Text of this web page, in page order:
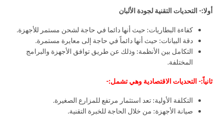
أولا:- التحديات التقنية لجودة الألبان
كفاءة البطاريات: حيث أنها دائما في حاجة لشحن مستمر للأجهزة.
دقة البيانات: حيث أنها دائماً في حاجة إلى معايرة مستمرة.
التكامل بين الأنظمة: وذلك عن طريق توافق الأجهزة والبرامج
المختلفة.
ثانياً:- التحديات الاقتصادية وهي تشمل:-
التكلفة الأولية: تعد استثمار مرتفع للمزارع الصغيرة.
صيانة الأجهزة: من خلال الحاجة للخبرة التقنية.